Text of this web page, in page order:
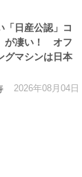
「日産公認」コ
が凄い！ オフ
グマシンは日本
2026年08月04日